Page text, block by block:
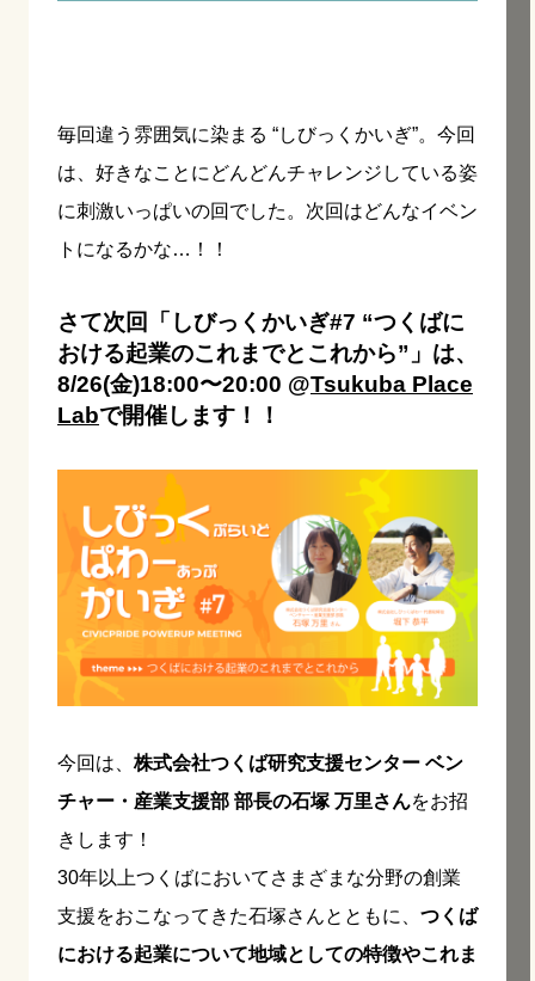
毎回違う雰囲気に染まる “しびっくかいぎ”。今回
は、好きなことにどんどんチャレンジしている姿
に刺激いっぱいの回でした。次回はどんなイベン
トになるかな…！！
さて次回「しびっくかいぎ#7 “つくばに
おける起業のこれまでとこれから”」は、
8/26(金)18:00〜20:00 @Tsukuba Place
Labで開催します！！
今回は、 株式会社つくば研究支援センター ベン
チャー・産業支援部 部長の石塚 万里さんをお招
きします！
30年以上つくばにおいてさまざまな分野の創業
支援をおこなってきた石塚さんとともに、 つくば
における起業について地域としての特徴やこれま